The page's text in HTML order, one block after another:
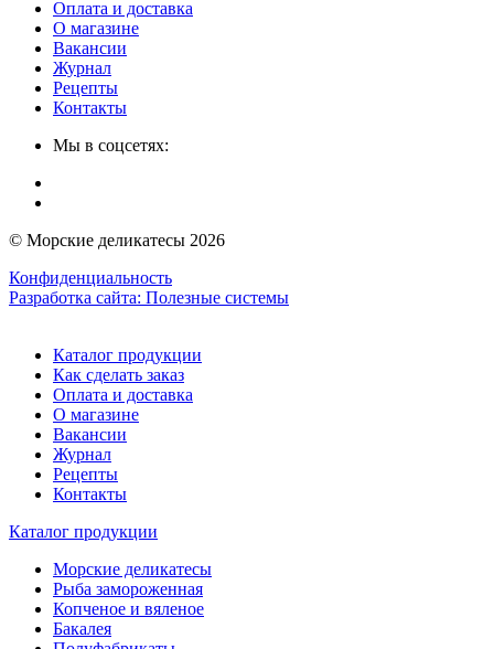
Оплата и доставка
О магазине
Вакансии
Журнал
Рецепты
Контакты
Мы в соцсетях:
© Морские деликатесы 2026
Конфиденциальность
Разработка сайта: Полезные системы
Каталог продукции
Как сделать заказ
Оплата и доставка
О магазине
Вакансии
Журнал
Рецепты
Контакты
Каталог продукции
Морские деликатесы
Рыба замороженная
Копченое и вяленое
Бакалея